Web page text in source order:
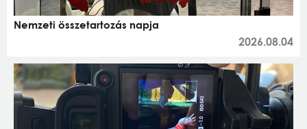
Nemzeti összetartozás napja
2026.08.04